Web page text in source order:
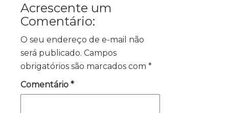
Acrescente um
Comentário:
O seu endereço de e-mail não
será publicado. Campos
obrigatórios são marcados com *
Comentário *